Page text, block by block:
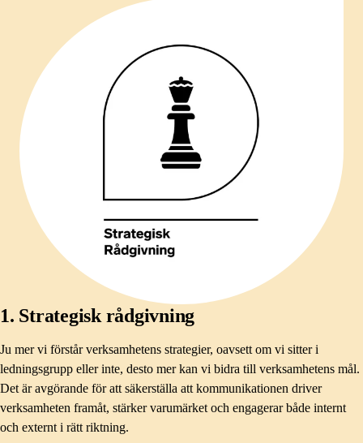
1. Strategisk rådgivning
Ju mer vi förstår verksamhetens strategier, oavsett om vi sitter i
ledningsgrupp eller inte, desto mer kan vi bidra till verksamhetens mål.
Det är avgörande för att säkerställa att kommunikationen driver
verksamheten framåt, stärker varumärket och engagerar både internt
och externt i rätt riktning. ​